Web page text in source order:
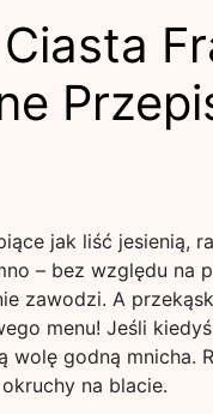
jak liść jesienią,
– bez względu na
zawodzi. A
menu! Jeśli
wolę godną mnicha.
na blacie.